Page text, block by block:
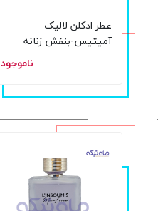
عطر ادکلن لالیک
آمیتیس-بنفش زنانه
ناموجود